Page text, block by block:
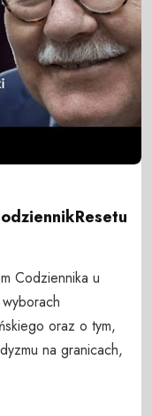
Codziennika u
oraz o tym,
na granicach,